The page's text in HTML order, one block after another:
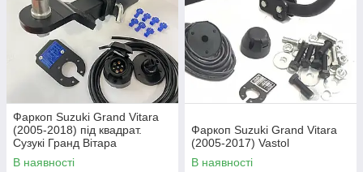
Фаркоп Suzuki Grand Vitara
(2005-2018) під квадрат.
Сузукі Гранд Вітара
В наявності
Фаркоп Suzuki Grand Vitara
(2005-2017) Vastol
В наявності